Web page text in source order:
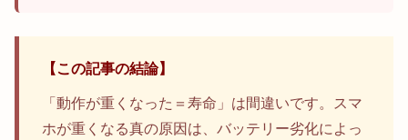
【この記事の結論】
「動作が重くなった＝寿命」は間違いです。スマ
ホが重くなる真の原因は、バッテリー劣化によっ